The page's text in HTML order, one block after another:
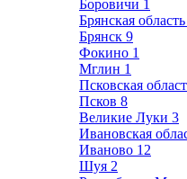
Боровичи 1
Брянская область
Брянск 9
Фокино 1
Мглин 1
Псковская
Псков 8
Великие Луки 3
Ивановская
Иваново 12
Шуя 2